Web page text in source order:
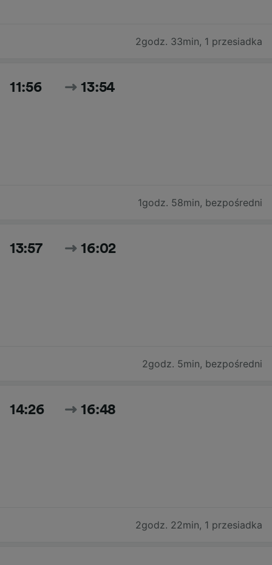
2godz. 33min, 1 przesiadka
11:56 13:54
1godz. 58min, bezpośredni
13:57 16:02
2godz. 5min, bezpośredni
14:26 16:48
2godz. 22min, 1 przesiadka